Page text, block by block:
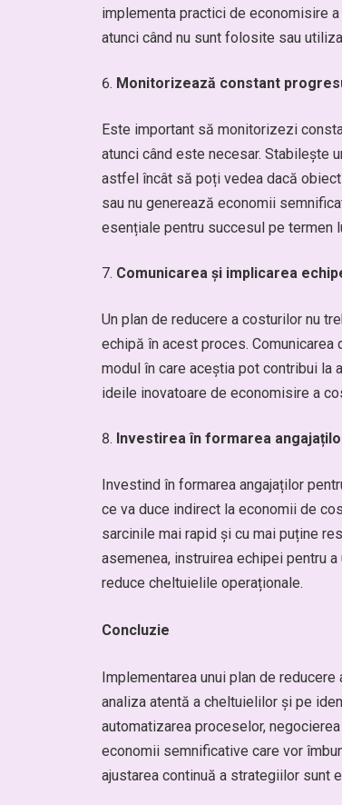
implementa practici de economisire
atunci când nu sunt folosite sau
Monitorizează constant
Este important să monitorizezi
atunci când este necesar. Stabilește
astfel încât să poți vedea dacă
sau nu generează economii
esențiale pentru succesul pe termen
Comunicarea și implicarea
Un plan de reducere a costurilor nu
echipă în acest proces.
modul în care aceștia pot contribui
ideile inovatoare de economisire a
Investirea în formarea
Investind în formarea angajaților
ce va duce indirect la economii de
sarcinile mai rapid și cu mai puține
asemenea, instruirea echipei pentru
reduce cheltuielile operaționale.
Concluzie
Implementarea unui plan de
analiza atentă a cheltuielilor și pe
automatizarea proceselor,
economii semnificative care vor
ajustarea continuă a strategiilor sunt